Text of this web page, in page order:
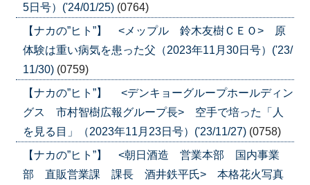
5日号）('24/01/25) (0764)
【ナカの”ヒト”】 <メップル 鈴木友樹ＣＥＯ> 原
体験は重い病気を患った父（2023年11月30日号）('23/
11/30) (0759)
【ナカの”ヒト”】 <デンキョーグループホールディン
グス 市村智樹広報グループ長> 空手で培った「人
を見る目」（2023年11月23日号）('23/11/27) (0758)
【ナカの”ヒト”】 <朝日酒造 営業本部 国内事業
部 直販営業課 課長 酒井鉄平氏> 本格花火写真